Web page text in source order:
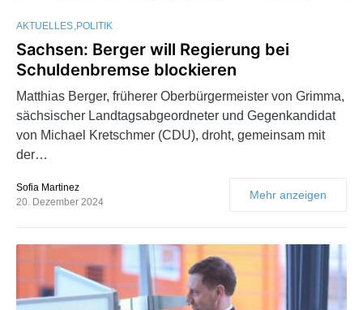
AKTUELLES POLITIK
Sachsen: Berger will Regierung bei
Schuldenbremse blockieren
Matthias Berger, früherer Oberbürgermeister von Grimma,
sächsischer Landtagsabgeordneter und Gegenkandidat
von Michael Kretschmer (CDU), droht, gemeinsam mit
der…
Sofia Martinez
20. Dezember 2024
Mehr anzeigen